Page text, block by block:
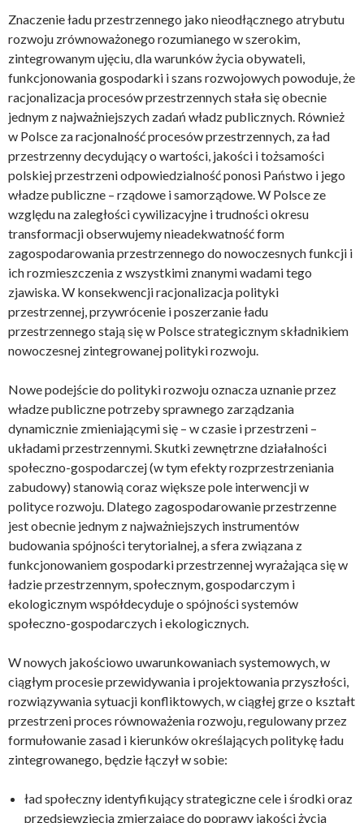
Znaczenie ładu przestrzennego jako nieodłącznego atrybutu
rozwoju zrównoważonego rozumianego w szerokim,
zintegrowanym ujęciu, dla warunków życia obywateli,
funkcjonowania gospodarki i szans rozwojowych powoduje, że
racjonalizacja procesów przestrzennych stała się obecnie
jednym z najważniejszych zadań władz publicznych. Również
w Polsce za racjonalność procesów przestrzennych, za ład
przestrzenny decydujący o wartości, jakości i tożsamości
polskiej przestrzeni odpowiedzialność ponosi Państwo i jego
władze publiczne – rządowe i samorządowe. W Polsce ze
względu na zaległości cywilizacyjne i trudności okresu
transformacji obserwujemy nieadekwatność form
zagospodarowania przestrzennego do nowoczesnych funkcji i
ich rozmieszczenia z wszystkimi znanymi wadami tego
zjawiska. W konsekwencji racjonalizacja polityki
przestrzennej, przywrócenie i poszerzanie ładu
przestrzennego stają się w Polsce strategicznym składnikiem
nowoczesnej zintegrowanej polityki rozwoju.
Nowe podejście do polityki rozwoju oznacza uznanie przez
władze publiczne potrzeby sprawnego zarządzania
dynamicznie zmieniającymi się – w czasie i przestrzeni –
układami przestrzennymi. Skutki zewnętrzne działalności
społeczno-gospodarczej (w tym efekty rozprzestrzeniania
zabudowy) stanowią coraz większe pole interwencji w
polityce rozwoju. Dlatego zagospodarowanie przestrzenne
jest obecnie jednym z najważniejszych instrumentów
budowania spójności terytorialnej, a sfera związana z
funkcjonowaniem gospodarki przestrzennej wyrażająca się w
ładzie przestrzennym, społecznym, gospodarczym i
ekologicznym współdecyduje o spójności systemów
społeczno-gospodarczych i ekologicznych.
W nowych jakościowo uwarunkowaniach systemowych, w
ciągłym procesie przewidywania i projektowania przyszłości,
rozwiązywania sytuacji konfliktowych, w ciągłej grze o kształt
przestrzeni proces równoważenia rozwoju, regulowany przez
formułowanie zasad i kierunków określających politykę ładu
zintegrowanego, będzie łączył w sobie:
ład społeczny identyfikujący strategiczne cele i środki oraz
przedsięwzięcia zmierzające do poprawy jakości życia